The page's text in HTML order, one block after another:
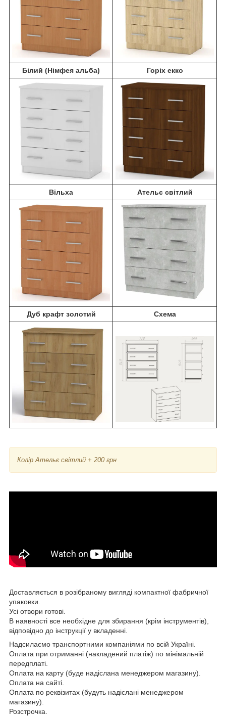
Білий (Німфея альба) Горіх екко
Вільха Ательє світлий
Дуб крафт золотий Схема
Колір Ательє світлий + 200 грн
Доставляється в розібраному вигляді компактної фабричної
упаковки.
Усі отвори готові.
В наявності все необхідне для збирання (крім інструментів),
відповідно до інструкції у вкладенні.
Надсилаємо транспортними компаніями по всій Україні.
Оплата при отриманні (накладений платіж) по мінімальній
передплаті.
Оплата на карту (буде надіслана менеджером магазину).
Оплата на сайті.
Оплата по реквізитах (будуть надіслані менеджером
магазину).
Розстрочка.